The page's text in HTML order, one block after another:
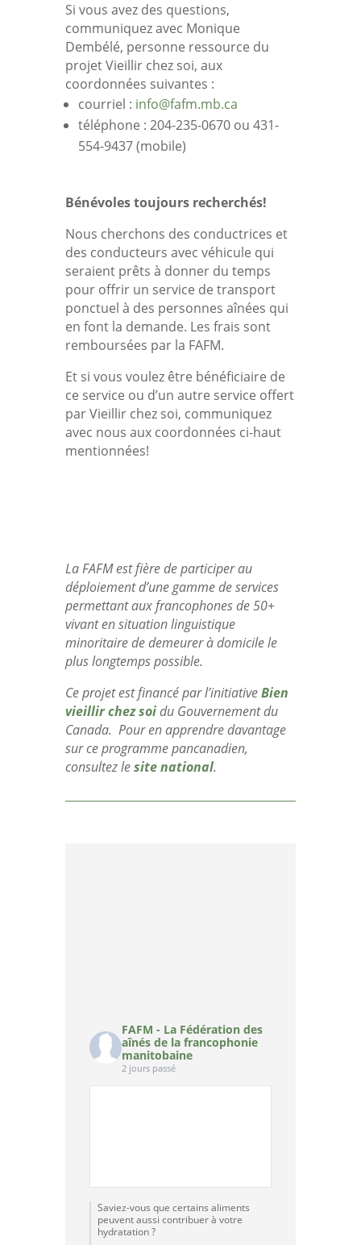
Si vous avez des questions,
communiquez avec Monique
Dembélé, personne ressource du
projet Vieillir chez soi, aux
coordonnées suivantes :
courriel : info@fafm.mb.ca
téléphone : 204-235-0670 ou 431-
554-9437 (mobile)
Bénévoles toujours recherchés!
Nous cherchons des conductrices et
des conducteurs avec véhicule qui
seraient prêts à donner du temps
pour offrir un service de transport
ponctuel à des personnes aînées qui
en font la demande. Les frais sont
remboursées par la FAFM.
Et si vous voulez être bénéficiaire de
ce service ou d’un autre service offert
par Vieillir chez soi, communiquez
avec nous aux coordonnées ci-haut
mentionnées!
La FAFM est fière de participer au
déploiement d’une gamme de services
permettant aux francophones de 50+
vivant en situation linguistique
minoritaire de demeurer à domicile le
plus longtemps possible.
Ce projet est financé par l’initiativeBien
vieillir chez soidu Gouvernement du
Canada. Pour en apprendre davantage
sur ce programme pancanadien,
consultez lesite national.
FAFM - La Fédération des
aînés de la francophonie
manitobaine
2 jours passé
Saviez-vous que certains aliments
peuvent aussi contribuer à votre
hydratation ?